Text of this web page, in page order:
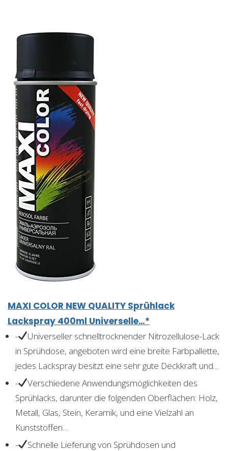
MAXI COLOR NEW QUALITY Sprühlack
Lackspray 400ml Universelle…*
-
Universeller schnelltrocknender Nitrozellulose-Lack
in Sprühdose, angeboten wird eine breite Farbpallette,
jedes Lackspray besitzt eine sehr gute Deckkraft und…
-
Verschiedene Anwendungsmöglichkeiten des
Sprühlacks, darunter die folgenden Oberflächen: Holz,
Metall, Glas, Stein, Keramik, und eine Vielzahl an
Kunststoffen…
-
Schnelle Lieferung von Sprühdosen und